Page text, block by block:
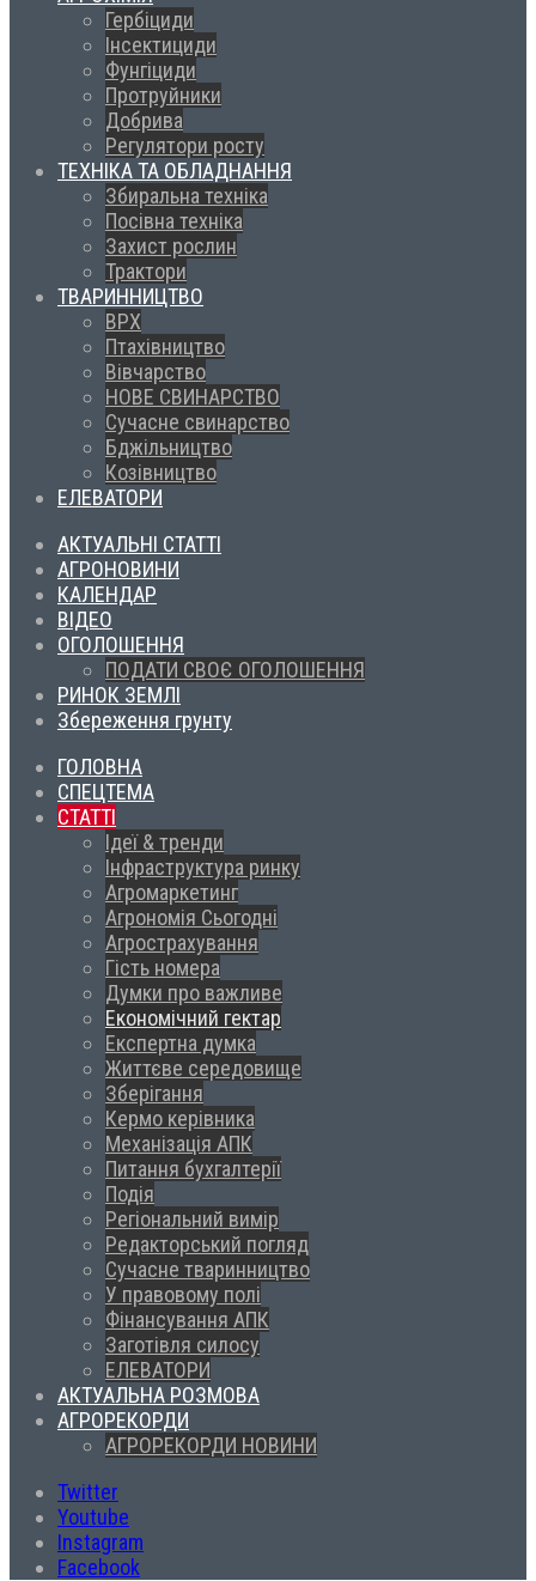
Гербіциди
Інсектициди
Фунгіциди
Протруйники
Добрива
Регулятори росту
ТЕХНІКА ТА ОБЛАДНАННЯ
Збиральна техніка
Посівна техніка
Захист рослин
Трактори
ТВАРИННИЦТВО
ВРХ
Птахівництво
Вівчарство
НОВЕ СВИНАРСТВО
Сучасне свинарство
Бджільництво
Козівництво
ЕЛЕВАТОРИ
АКТУАЛЬНІ СТАТТІ
АГРОНОВИНИ
КАЛЕНДАР
ВІДЕО
ОГОЛОШЕННЯ
ПОДАТИ СВОЄ ОГОЛОШЕННЯ
РИНОК ЗЕМЛІ
Збереження грунту
ГОЛОВНА
СПЕЦТЕМА
СТАТТІ
Ідеї & тренди
Інфраструктура ринку
Агромаркетинг
Агрономія Сьогодні
Агрострахування
Гість номера
Думки про важливе
Економічний гектар
Експертна думка
Життєве середовище
Зберігання
Кермо керівника
Механізація АПК
Питання бухгалтерії
Подія
Регіональний вимір
Редакторський погляд
Сучасне тваринництво
У правовому полі
Фінансування АПК
Заготівля силосу
ЕЛЕВАТОРИ
АКТУАЛЬНА РОЗМОВА
АГРОРЕКОРДИ
АГРОРЕКОРДИ НОВИНИ
Twitter
Youtube
Instagram
Facebook